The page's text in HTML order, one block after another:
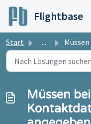
Zum hauptsächlichen
Flightbase
Start ... Müssen bei der
Müssen